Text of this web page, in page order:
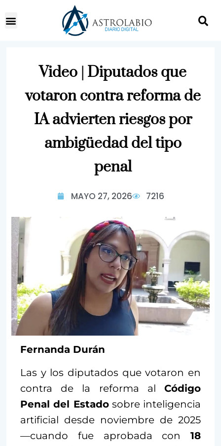
Video | Diputados que
votaron contra reforma de
IA advierten riesgos por
ambigüedad del tipo
penal
MAYO 27, 2026 7216
Fernanda Durán
Las y los diputados que votaron en
contra de la reforma al Código
Penal del Estadosobre inteligencia
artificial desde noviembre de 2025
—cuando fue aprobada con 18